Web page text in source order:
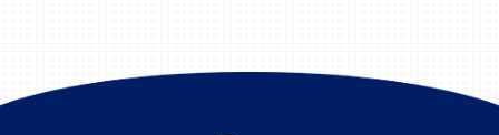
病，這種血液性癌症病程
相對緩慢，加上醫療藥物
的照護。最後感謝五樓的護理師團
2008.06.21